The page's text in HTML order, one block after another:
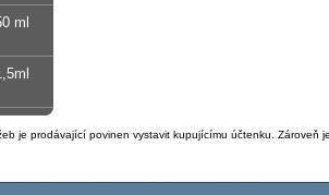
ml
je prodávající povinen vystavit kupujícímu účtenku.